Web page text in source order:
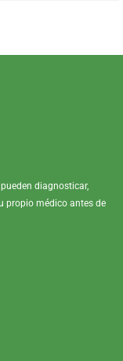
muchos más
diagnosticar,
propio médico antes de